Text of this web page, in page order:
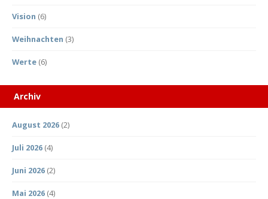
Vision (6)
Weihnachten (3)
Werte (6)
Archiv
August 2026 (2)
Juli 2026 (4)
Juni 2026 (2)
Mai 2026 (4)